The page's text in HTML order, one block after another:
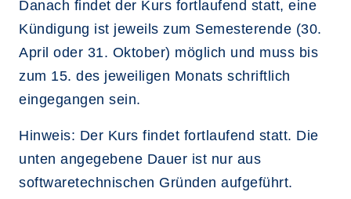
Danach findet der Kurs fortlaufend statt, eine
Kündigung ist jeweils zum Semesterende (30.
April oder 31. Oktober) möglich und muss bis
zum 15. des jeweiligen Monats schriftlich
eingegangen sein.
Hinweis: Der Kurs findet fortlaufend statt. Die
unten angegebene Dauer ist nur aus
softwaretechnischen Gründen aufgeführt.